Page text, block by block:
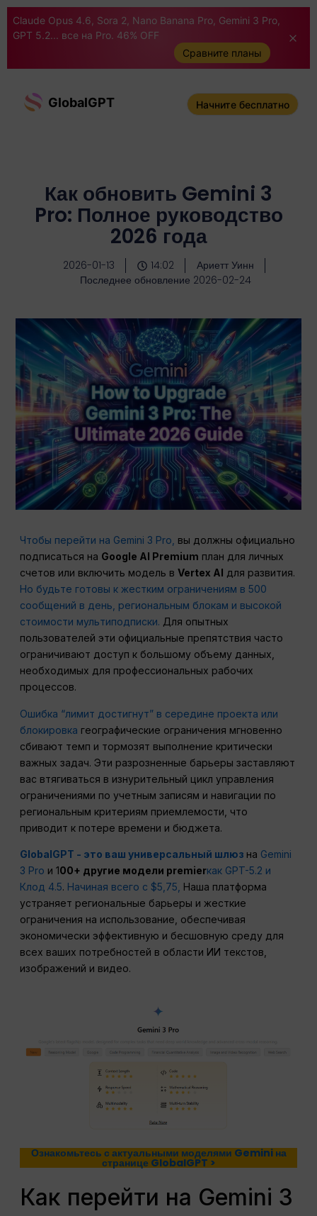
Claude Opus 4.6, Sora 2, Nano Banana Pro, Gemini 3 Pro,
GPT 5.2... все на Pro. 46% OFF
Сравните планы
GlobalGPT Начните бесплатно
Как обновить Gemini 3
Pro: Полное руководство
2026 года
2026-01-13 14:02
Ариетт Уинн
Последнее обновление 2026-02-24
Чтобы перейти на Gemini 3 Pro, вы должны официально
подписаться на Google AI Premium план для личных
счетов или включить модель вVertex AI для развития.
Но будьте готовы к жестким ограничениям в 500
сообщений в день, региональным блокам и высокой
стоимости мультиподписки. Для опытных
пользователей эти официальные препятствия часто
ограничивают доступ к большому объему данных,
необходимых для профессиональных рабочих
процессов.
Ошибка “лимит достигнут” в середине проекта или
блокировка географические ограничения мгновенно
сбивают темп и тормозят выполнение критически
важных задач. Эти разрозненные барьеры заставляют
вас втягиваться в изнурительный цикл управления
ограничениями по учетным записям и навигации по
региональным критериям приемлемости, что
приводит к потере времени и бюджета.
GlobalGPT - это ваш универсальный шлюз на Gemini
3 Pro и 100+ другие модели premierкак GPT-5.2 и
Клод 4.5. Начиная всего с $5,75, Наша платформа
устраняет региональные барьеры и жесткие
ограничения на использование, обеспечивая
экономически эффективную и бесшовную среду для
всех ваших потребностей в области ИИ текстов,
изображений и видео.
Ознакомьтесь с актуальными моделями Gemini на
странице GlobalGPT >
Как перейти на Gemini 3